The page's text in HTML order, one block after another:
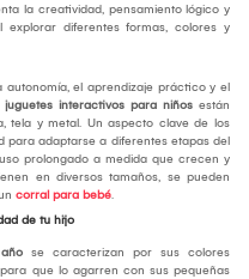
la creatividad, pensamiento lógico y
diferentes formas, colores y
autonomía, el aprendizaje práctico y el
juguetes interactivos para niños están
tela y metal. Un aspecto clave de los
para adaptarse a diferentes etapas del
prolongado a medida que crecen y
en diversos tamaños, se pueden
corral para bebé.
de tu hijo
se caracterizan por sus colores
que lo agarren con sus pequeñas